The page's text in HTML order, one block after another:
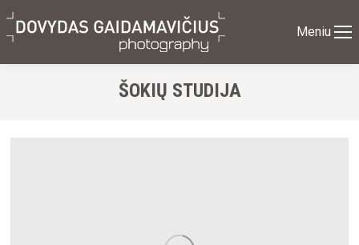
Meniu
ŠOKIŲ STUDIJA